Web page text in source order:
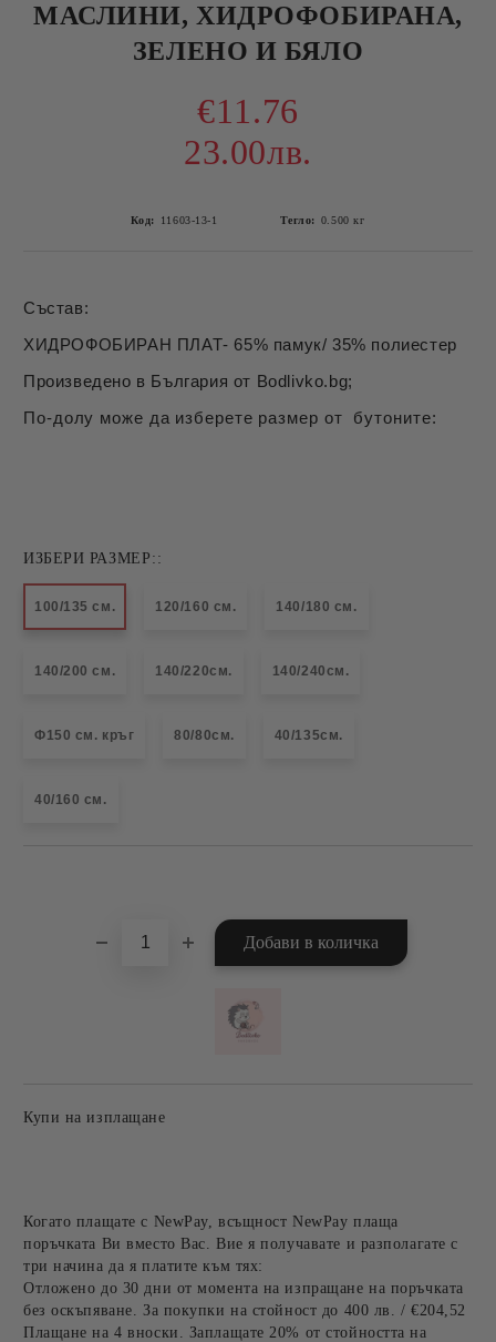
МАСЛИНИ, ХИДРОФОБИРАНА,
ЗЕЛЕНО И БЯЛО
€11.76
23.00лв.
Код: 11603-13-1 Тегло: 0.500 кг
Състав:
ХИДРОФОБИРАН ПЛАТ- 65% памук/ 35% полиестер
Произведено в България от Bodlivko.bg;
По-долу може да изберете размер от бутоните:
ИЗБЕРИ РАЗМЕР::
100/135 см. 120/160 см. 140/180 см.
140/200 см. 140/220см. 140/240см.
Ф150 см. кръг 80/80см. 40/135см.
40/160 см.
Купи на изплащане
Когато плащате с NewPay, всъщност NewPay плаща
поръчката Ви вместо Вас. Вие я получавате и разполагате с
три начина да я платите към тях:
Отложено до 30 дни от момента на изпращане на поръчката
без оскъпяване. За покупки на стойност до 400 лв. / €204,52
Плащане на 4 вноски. Заплащате 20% от стойността на